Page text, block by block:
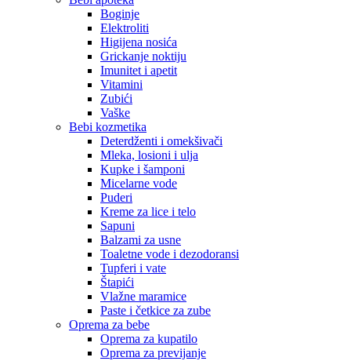
Boginje
Elektroliti
Higijena nosića
Grickanje noktiju
Imunitet i apetit
Vitamini
Zubići
Vaške
Bebi kozmetika
Deterdženti i omekšivači
Mleka, losioni i ulja
Kupke i šamponi
Micelarne vode
Puderi
Kreme za lice i telo
Sapuni
Balzami za usne
Toaletne vode i dezodoransi
Tupferi i vate
Štapići
Vlažne maramice
Paste i četkice za zube
Oprema za bebe
Oprema za kupatilo
Oprema za previjanje